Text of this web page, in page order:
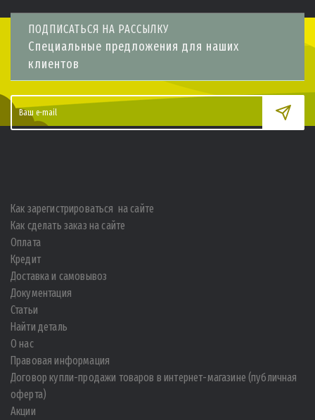
ПОДПИСАТЬСЯ НА РАССЫЛКУ
Специальные предложения для наших
клиентов
Как зарегистрироваться на сайте
Как сделать заказ на сайте
Оплата
Кредит
Доставка и самовывоз
Документация
Статьи
Найти деталь
О нас
Правовая информация
Договор купли-продажи товаров в интернет-магазине (публичная
оферта)
Акции